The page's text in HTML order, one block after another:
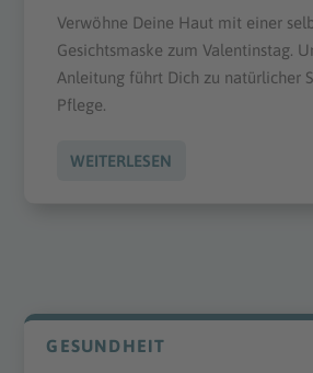
Verwöhne Deine Haut mit einer
Gesichtsmaske zum Valentinstag.
Anleitung führt Dich zu natürlicher
Pflege.
WEITERLESEN
GESUNDHEIT